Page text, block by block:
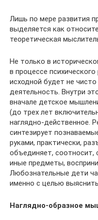
Лишь по мере развития
выделяется как
теоретическая
Не только в
в процессе
исходной будет не
деятельность. Внутри
вначале детское
(до трех лет
наглядно-действенное.
синтезирует
руками, практически,
объединяет, соотносит,
иные предметы,
Любознательные дети
именно с целью
Наглядно-образное